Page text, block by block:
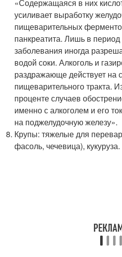
«Содержащаяся в них
усиливает выработку
пищеварительных
панкреатита. Лишь в
заболевания иногда
водой соки. Алкоголь и
раздражающе действует на
пищеварительного тракта.
проценте случаев
именно с алкоголем и его
на поджелудочную железу».
Крупы: тяжелые для
фасоль, чечевица), кукуруза.